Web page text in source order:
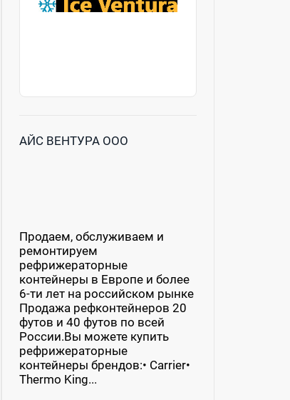
АЙС ВЕНТУРА ООО
Продаем, обслуживаем и
ремонтируем
рефрижераторные
контейнеры в Европе и более
6-ти лет на российском рынке
Продажа рефконтейнеров 20
футов и 40 футов по всей
России.Вы можете купить
рефрижераторные
контейнеры брендов:• Carrier•
Thermo King...